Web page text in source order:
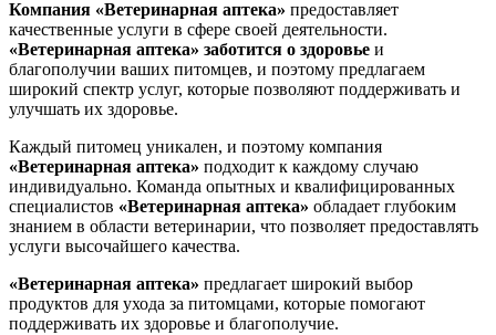
Компания «Ветеринарная аптека» предоставляет
качественные услуги в сфере своей деятельности.
«Ветеринарная аптека» заботится о здоровье и
благополучии ваших питомцев, и поэтому предлагаем
широкий спектр услуг, которые позволяют поддерживать и
улучшать их здоровье.
Каждый питомец уникален, и поэтому компания
«Ветеринарная аптека» подходит к каждому случаю
индивидуально. Команда опытных и квалифицированных
специалистов «Ветеринарная аптека» обладает глубоким
знанием в области ветеринарии, что позволяет предоставлять
услуги высочайшего качества.
«Ветеринарная аптека» предлагает широкий выбор
продуктов для ухода за питомцами, которые помогают
поддерживать их здоровье и благополучие.